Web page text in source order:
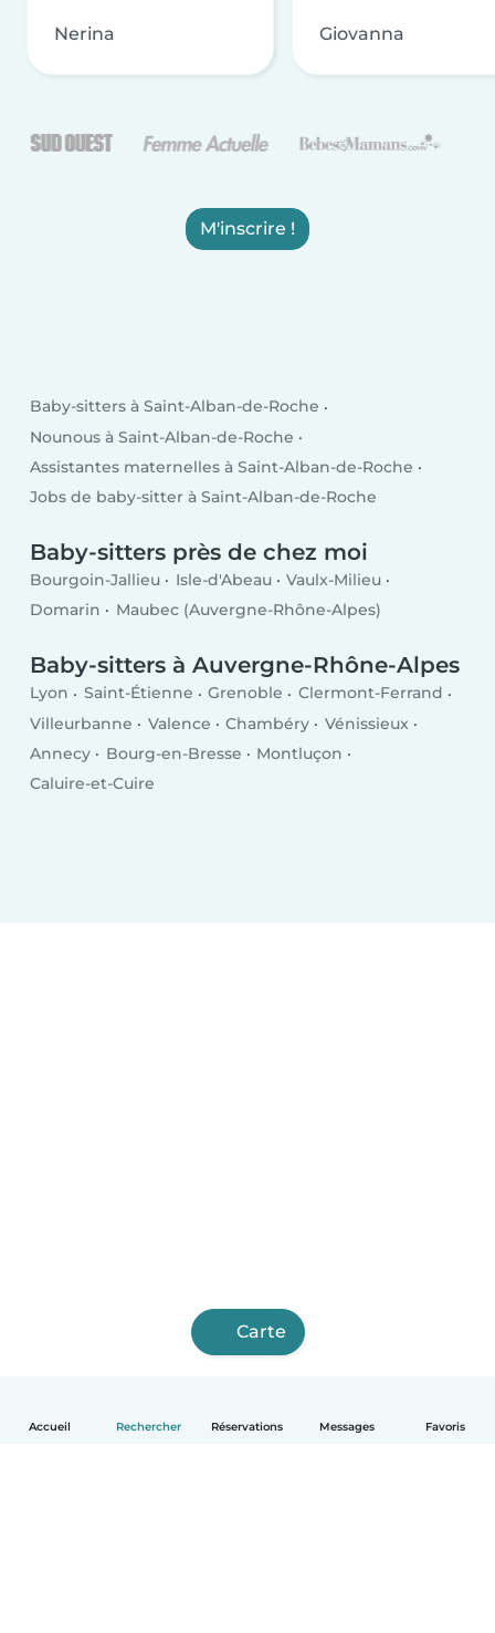
Accueil Rechercher Réservations Messages Favoris
Nerina Giovanna
M'inscrire !
Baby-sitters à Saint-Alban-de-Roche
Nounous à Saint-Alban-de-Roche
Assistantes maternelles à Saint-Alban-de-Roche
Jobs de baby-sitter à Saint-Alban-de-Roche
Baby-sitters près de chez moi
Bourgoin-Jallieu Isle-d'Abeau
Vaulx-Milieu
Domarin
Maubec (Auvergne-Rhône-Alpes)
Baby-sitters à Auvergne-Rhône-Alpes
Lyon Saint-Étienne Grenoble
Clermont-Ferrand
Villeurbanne
Valence Chambéry
Vénissieux
Annecy
Bourg-en-Bresse
Montluçon
Caluire-et-Cuire
Carte